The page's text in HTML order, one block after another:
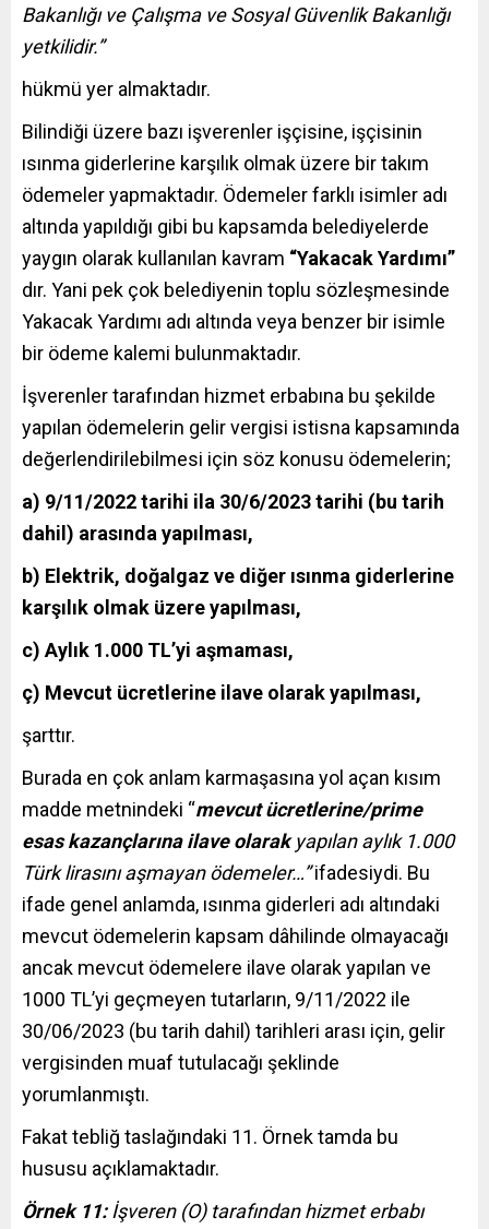
Bakanlığı ve Çalışma ve Sosyal Güvenlik Bakanlığı
yetkilidir.”
hükmü yer almaktadır.
Bilindiği üzere bazı işverenler işçisine, işçisinin
ısınma giderlerine karşılık olmak üzere bir takım
ödemeler yapmaktadır. Ödemeler farklı isimler adı
altında yapıldığı gibi bu kapsamda belediyelerde
yaygın olarak kullanılan kavram “Yakacak Yardımı”
dır. Yani pek çok belediyenin toplu sözleşmesinde
Yakacak Yardımı adı altında veya benzer bir isimle
bir ödeme kalemi bulunmaktadır.
İşverenler tarafından hizmet erbabına bu şekilde
yapılan ödemelerin gelir vergisi istisna kapsamında
değerlendirilebilmesi için söz konusu ödemelerin;
a) 9/11/2022 tarihi ila 30/6/2023 tarihi (bu tarih
dahil) arasında yapılması,
b) Elektrik, doğalgaz ve diğer ısınma giderlerine
karşılık olmak üzere yapılması,
c) Aylık 1.000 TL’yi aşmaması,
ç) Mevcut ücretlerine ilave olarak yapılması,
şarttır.
Burada en çok anlam karmaşasına yol açan kısım
madde metnindeki “mevcut ücretlerine/prime
esas kazançlarına ilave olarakyapılan aylık 1.000
Türk lirasını aşmayan ödemeler…”ifadesiydi. Bu
ifade genel anlamda, ısınma giderleri adı altındaki
mevcut ödemelerin kapsam dâhilinde olmayacağı
ancak mevcut ödemelere ilave olarak yapılan ve
1000 TL’yi geçmeyen tutarların, 9/11/2022 ile
30/06/2023 (bu tarih dahil) tarihleri arası için, gelir
vergisinden muaf tutulacağı şeklinde
yorumlanmıştı.
Fakat tebliğ taslağındaki 11. Örnek tamda bu
hususu açıklamaktadır.
Örnek 11:İşveren (O) tarafından hizmet erbabı